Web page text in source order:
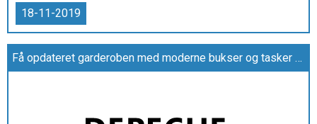
18-11-2019
Få opdateret garderoben med moderne bukser og tasker fra DEPECHE